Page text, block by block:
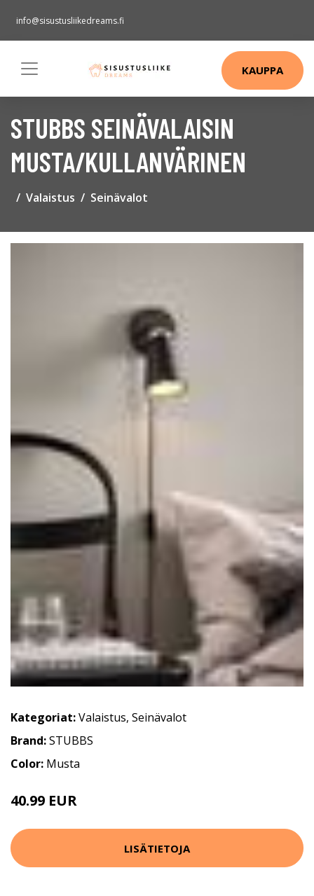
info@sisustusliikedreams.fi
KAUPPA
STUBBS SEINÄVALAISIN
MUSTA/KULLANVÄRINEN
Valaistus Seinävalot
Kategoriat:Valaistus, Seinävalot
Brand:STUBBS
Color: Musta
40.99 EUR
LISÄTIETOJA